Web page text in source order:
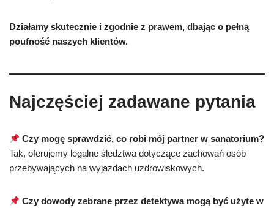
Działamy skutecznie i zgodnie z prawem, dbając o pełną
poufność naszych klientów.
Najczęściej zadawane pytania
Czy mogę sprawdzić, co robi mój partner w sanatorium?
Tak, oferujemy legalne śledztwa dotyczące zachowań osób
przebywających na wyjazdach uzdrowiskowych.
Czy dowody zebrane przez detektywa mogą być użyte w